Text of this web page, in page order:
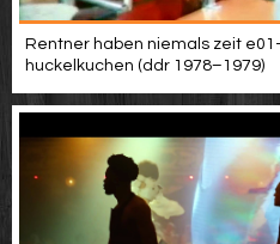
Rentner haben niemals zeit
huckelkuchen (ddr 1978–1979)